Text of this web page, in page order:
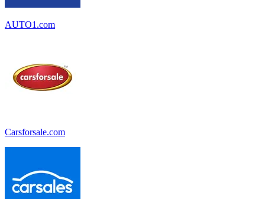
AUTO1.com
Carsforsale.com